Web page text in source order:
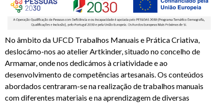
No âmbito da UFCD Trabalhos Manuais e Prática Criativa,
deslocámo-nos ao atelier Artkinder, situado no concelho de
Armamar, onde nos dedicámos à criatividade e ao
desenvolvimento de competências artesanais. Os conteúdos
abordados centraram-se na realização de trabalhos manuais
com diferentes materiais e na aprendizagem de diversas